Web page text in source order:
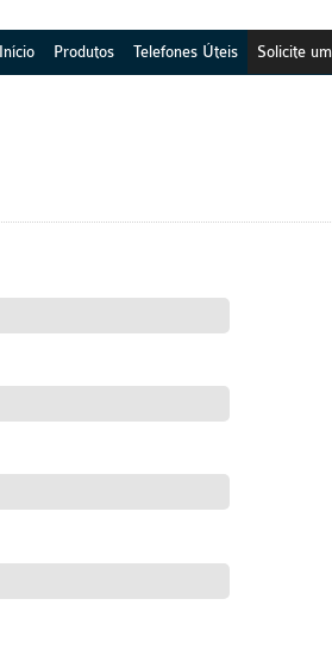
Início Produtos Telefones Úteis Solicite